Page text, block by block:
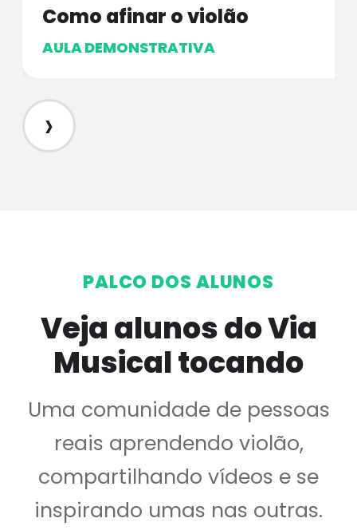
Como afinar o violão
AULA DEMONSTRATIVA
›
PALCO DOS ALUNOS
Veja alunos do Via
Musical tocando
Uma comunidade de pessoas
reais aprendendo violão,
compartilhando vídeos e se
inspirando umas nas outras.